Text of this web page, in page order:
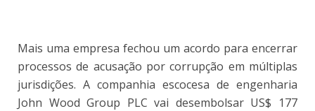
Mais uma empresa fechou um acordo para encerrar
processos de acusação por corrupção em múltiplas
jurisdições. A companhia escocesa de engenharia
John Wood Group PLC vai desembolsar US$ 177